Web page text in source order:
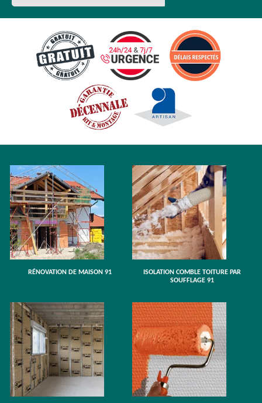
RÉNOVATION DE MAISON 91
ISOLATION COMBLE TOITURE PAR
SOUFFLAGE 91